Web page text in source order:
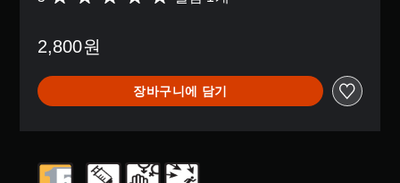
점
로
부
터
중
2,800원
장바구니에 담기